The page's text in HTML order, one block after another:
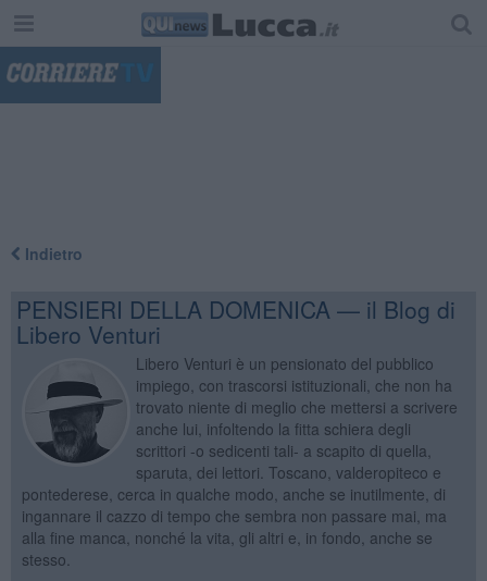
Indietro
PENSIERI DELLA DOMENICA — il Blog di
Libero Venturi
Libero Venturi è un pensionato del pubblico
impiego, con trascorsi istituzionali, che non ha
trovato niente di meglio che mettersi a scrivere
anche lui, infoltendo la fitta schiera degli
scrittori -o sedicenti tali- a scapito di quella,
sparuta, dei lettori. Toscano, valderopiteco e
pontederese, cerca in qualche modo, anche se inutilmente, di
ingannare il cazzo di tempo che sembra non passare mai, ma
alla fine manca, nonché la vita, gli altri e, in fondo, anche se
stesso.